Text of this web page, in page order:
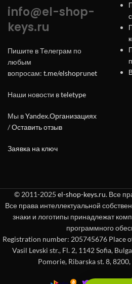
info@el-shop-
keys.ru
Пишите в Телеграм по
любым
вопросам: t.me/elshoprunet
Наши новости вteletype
Мы вYandex.Организациях
/Оставить отзыв
Заявка на ключ
© 2011-2025 el-shop-keys.ru. Все
Все права интеллектуальной
знаки и логотипы принадлежат
программного
Registration number: 205745676 Place
Vasil Levski str., Fl. 2, 1142 Sofia,
Pomorie, Ribarska st. 8,